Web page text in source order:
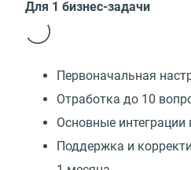
Для 1 бизнес-задачи
Первоначальная
Отработка до 10
Основные интеграции
Поддержка и